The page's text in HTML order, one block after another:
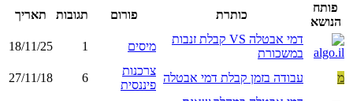
פותח
הנושא
כותרת פורום תגובות
תאריך
דמי אבטלה VS קבלת זנבות
במשכורת
מיסים 1
18/11/25
מ עבודה בזמן קבלת דמי אבטלה
צרכנות
פיננסית
6
27/11/18